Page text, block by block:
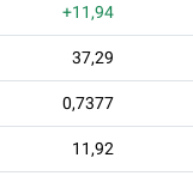
+11,94
37,29
0,7377
11,92